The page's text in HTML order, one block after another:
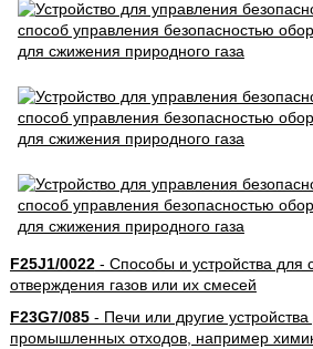
F25J1/0022- Способы и устройства для
отверждения газов или их смесей
F23G7/085- Печи или другие
промышленных отходов, например